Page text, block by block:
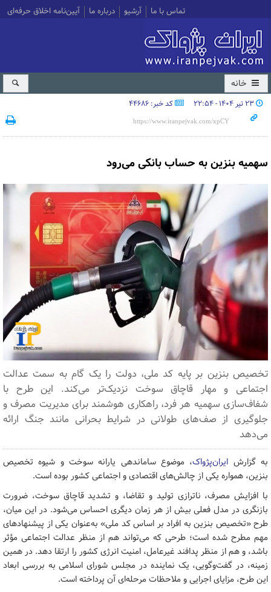
تماس با ما آرشیو درباره ما آیین‌نامه اخلاق حرفه‌ای
خانه
۲۳ تیر ۱۴۰۴ - ۲۲:۵۴ کد خبر: 44686
سهمیه بنزین به حساب بانکی می‌رود
تخصیص بنزین بر پایه کد ملی، دولت را یک گام به سمت عدالت
اجتماعی و مهار قاچاق سوخت نزدیک‌تر می‌کند. این طرح با
شفاف‌سازی سهمیه هر فرد، راهکاری هوشمند برای مدیریت مصرف و
جلوگیری از صف‌های طولانی در شرایط بحرانی مانند جنگ ارائه
می‌دهد
به گزارش ایران‌پژواک، موضوع ساماندهی یارانه سوخت و شیوه تخصیص
بنزین، همواره یکی از چالش‌های اقتصادی و اجتماعی کشور بوده است.
با افزایش مصرف، ناترازی تولید و تقاضا، و تشدید قاچاق سوخت، ضرورت
بازنگری در مدل فعلی بیش از هر زمان دیگری احساس می‌شود. در این میان،
طرح «تخصیص بنزین به افراد بر اساس کد ملی» به‌عنوان یکی از پیشنهادهای
مهم مطرح شده است؛ طرحی که می‌تواند هم از منظر عدالت اجتماعی مؤثر
باشد، و هم از منظر پدافند غیرعامل، امنیت انرژی کشور را ارتقا دهد. در همین
زمینه، در گفت‌وگویی، یک نماینده در مجلس شورای اسلامی به بررسی ابعاد
این طرح، مزایای اجرایی و ملاحظات مرحله‌ای آن پرداخته است.